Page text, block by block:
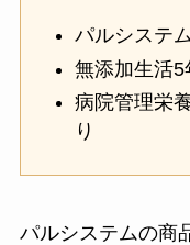
パルシステ
無添加生活5
病院管理栄
り
パルシステムの商